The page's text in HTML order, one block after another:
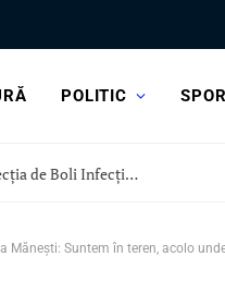
POLITIC
CJ Dâmbovița: Încep lucrările de modernizare la Secția de Boli Infecțioase a Spitalului Județean Târgoviște
Mănești: Suntem în teren, acolo